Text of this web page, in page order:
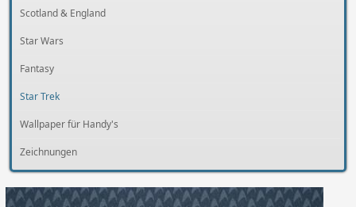
Scotland & England
Star Wars
Fantasy
Star Trek
Wallpaper für Handy's
Zeichnungen